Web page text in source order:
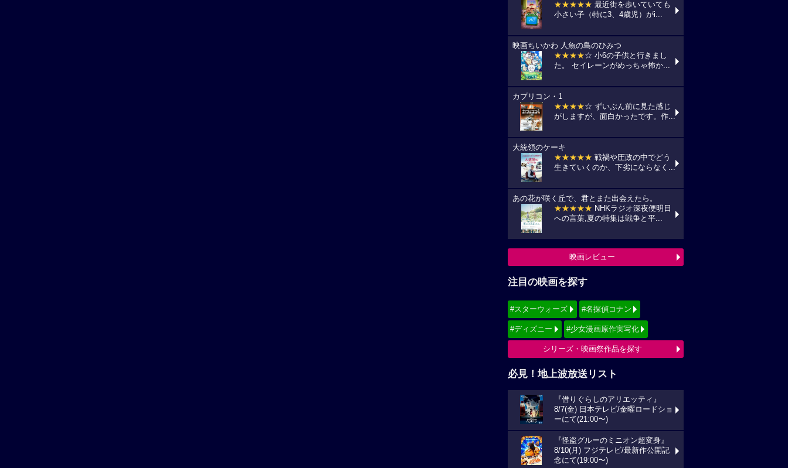
★★★★★ 最近街を歩いていても
小さい子（特に3、4歳児）がi...
映画ちいかわ 人魚の島のひみつ
★★★★☆ 小6の子供と行きまし
た。 セイレーンがめっちゃ怖か...
カプリコン・1
★★★★☆ ずいぶん前に見た感じ
がしますが、面白かったです。作...
大統領のケーキ
★★★★★ 戦禍や圧政の中でどう
生きていくのか、下劣にならなく...
あの花が咲く丘で、君とまた出会えたら。
★★★★★ NHKラジオ深夜便明日
への言葉,夏の特集は戦争と平...
映画レビュー
注目の映画を探す
#スターウォーズ #名探偵コナン
#ディズニー #少女漫画原作実写化
シリーズ・映画祭作品を探す
必見！地上波放送リスト
『借りぐらしのアリエッティ』
8/7(金) 日本テレビ/金曜ロードショ
ーにて(21:00〜)
『怪盗グルーのミニオン超変身』
8/10(月) フジテレビ/最新作公開記
念にて(19:00〜)